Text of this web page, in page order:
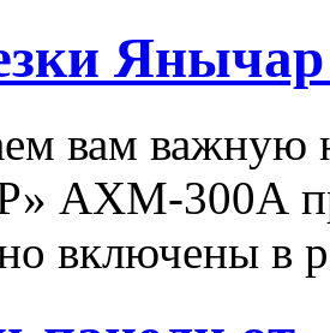
Янычар
вам важную
АХМ-300А
включены в